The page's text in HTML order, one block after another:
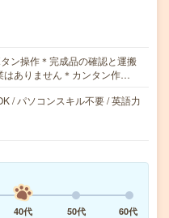
ン操作＊完成品の確認と運搬
はありません＊カンタン作…
/ パソコンスキル不要 / 英語力
40代 50代
60代